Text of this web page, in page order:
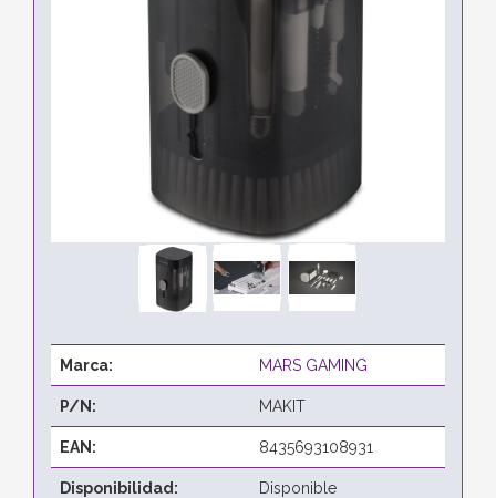
Marca: MARS GAMING
P/N: MAKIT
EAN: 8435693108931
Disponibilidad: Disponible